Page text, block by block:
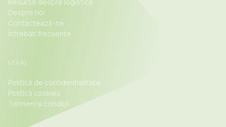
Despre noi
Contactează-ne
Întrebări frecvente
LEGAL
Politică de confidențialitate
Politică cookies
Termeni și condiții